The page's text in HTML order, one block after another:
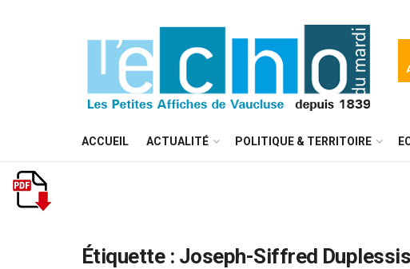
ACCUEIL ACTUALITÉ POLITIQUE & TERRITOIRE
Étiquette : Joseph-Siffred Duplessis